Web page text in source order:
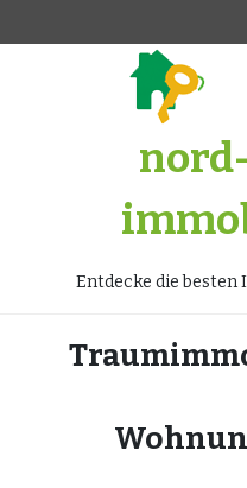
Entdecke die